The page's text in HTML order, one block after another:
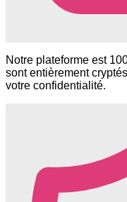
Notre plateforme est
sont entièrement
votre confidentialité.